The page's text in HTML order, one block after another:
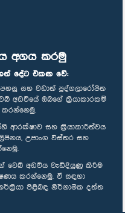
අගය කරමු
දේට එකඟ වේ:
පහසු සහ වඩාත් පුද්ගලාරෝපිත
අඩවියේ ඔබගේ ක්‍රියාකාරකම්
ආරක්ෂාව සහ ක්‍රියාකාරීත්වය
උපාංග විස්තර සහ
වෙබ් අඩවිය වැඩිදියුණු කිරීම
කරන්නෙමු. ඒ සඳහා
පිළිබඳ නිර්නාමික දත්ත